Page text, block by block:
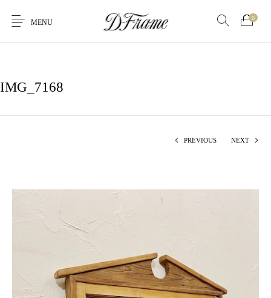
MENU
0
IMG_7168
PREVIOUS NEXT